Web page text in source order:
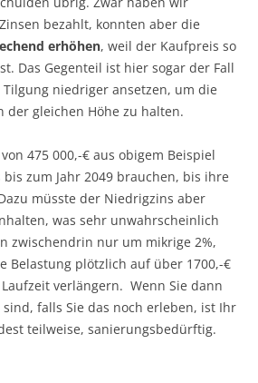
bezahlt, konnten aber die
erhöhen, weil der Kaufpreis so
Das Gegenteil ist hier sogar der Fall
niedriger ansetzen, um die
der gleichen Höhe zu halten.
475 000,-€ aus obigem Beispiel
zum Jahr 2049 brauchen, bis ihre
müsste der Niedrigzins aber
was sehr unwahrscheinlich
zwischendrin nur um mikrige 2%,
Belastung plötzlich auf über 1700,-€
verlängern. Wenn Sie dann
falls Sie das noch erleben, ist Ihr
teilweise, sanierungsbedürftig.